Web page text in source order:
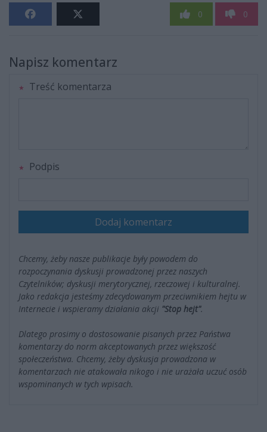
0 0
Napisz komentarz
Treść komentarza
Podpis
Dodaj komentarz
Chcemy, żeby nasze publikacje były powodem do
rozpoczynania dyskusji prowadzonej przez naszych
Czytelników; dyskusji merytorycznej, rzeczowej i kulturalnej.
Jako redakcja jesteśmy zdecydowanym przeciwnikiem hejtu w
Internecie i wspieramy działania akcji "Stop hejt".
Dlatego prosimy o dostosowanie pisanych przez Państwa
komentarzy do norm akceptowanych przez większość
społeczeństwa. Chcemy, żeby dyskusja prowadzona w
komentarzach nie atakowała nikogo i nie urażała uczuć osób
wspominanych w tych wpisach.